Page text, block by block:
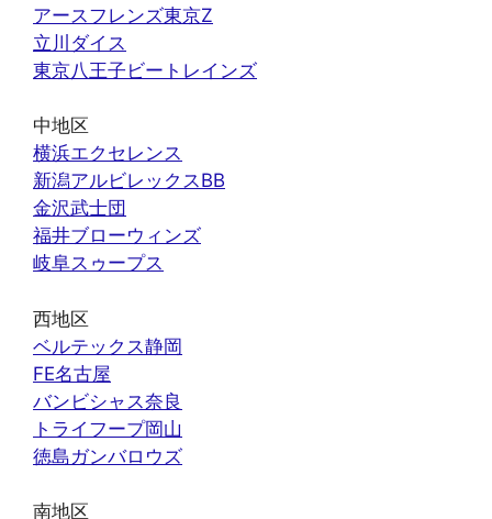
アースフレンズ東京Z
立川ダイス
東京八王子ビートレインズ
中地区
横浜エクセレンス
新潟アルビレックスBB
金沢武士団
福井ブローウィンズ
岐阜スゥープス
西地区
ベルテックス静岡
FE名古屋
バンビシャス奈良
トライフープ岡山
徳島ガンバロウズ
南地区